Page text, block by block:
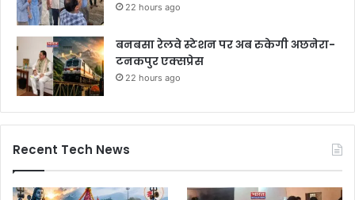
22 hours ago
बनबसा रेलवे स्टेशन पर अब रुकेगी अछनेरा-
टनकपुर एक्सप्रेस
22 hours ago
Recent Tech News